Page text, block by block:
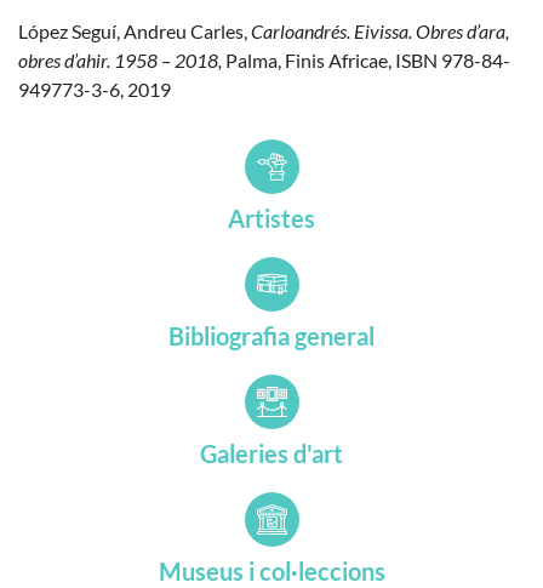
López Seguí, Andreu Carles, Carloandrés. Eivissa. Obres d’ara,
obres d’ahir. 1958 – 2018, Palma, Finis Africae, ISBN 978-84-
949773-3-6, 2019
Artistes
Bibliografia general
Galeries d'art
Museus i col·leccions